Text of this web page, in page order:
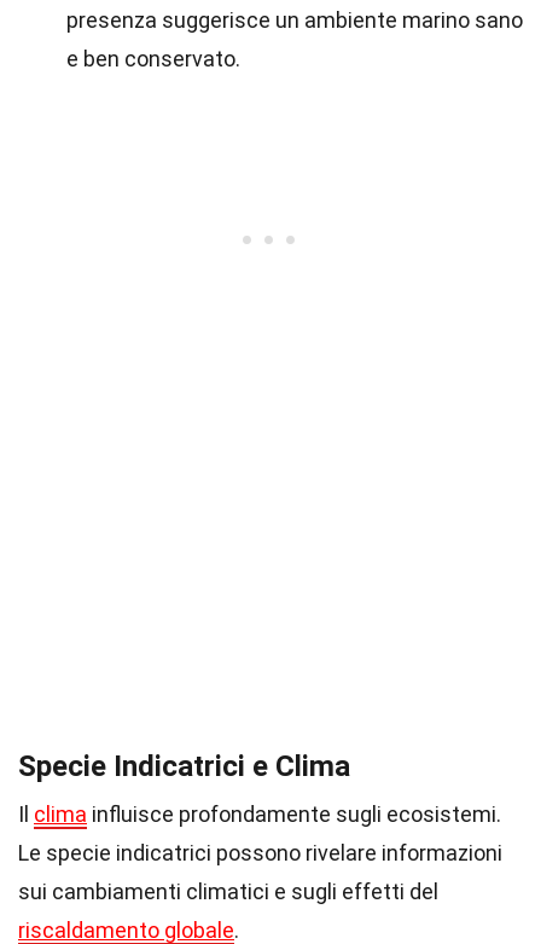
presenza suggerisce un ambiente marino sano
e ben conservato.
Specie Indicatrici e Clima
Il clima influisce profondamente sugli ecosistemi.
Le specie indicatrici possono rivelare informazioni
sui cambiamenti climatici e sugli effetti del
riscaldamento globale.